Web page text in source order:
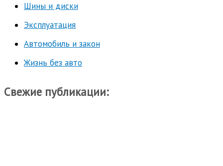
Шины и диски
Эксплуатация
Автомобиль и закон
Жизнь без авто
Свежие публикации: